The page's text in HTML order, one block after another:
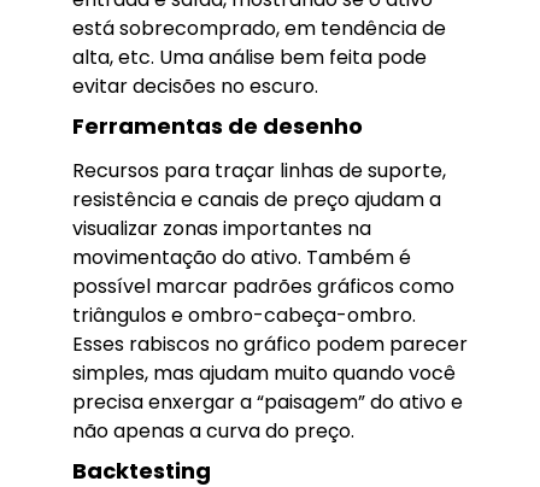
está sobrecomprado, em tendência de
alta, etc. Uma análise bem feita pode
evitar decisões no escuro.
Ferramentas de desenho
Recursos para traçar linhas de suporte,
resistência e canais de preço ajudam a
visualizar zonas importantes na
movimentação do ativo. Também é
possível marcar padrões gráficos como
triângulos e ombro-cabeça-ombro.
Esses rabiscos no gráfico podem parecer
simples, mas ajudam muito quando você
precisa enxergar a “paisagem” do ativo e
não apenas a curva do preço.
Backtesting